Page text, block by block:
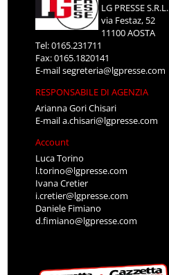
LG PRESSE S.R.L.
via Festaz, 52
11100 AOSTA
Tel: 0165.231711
Fax: 0165.1820141
E-mailsegreteria@lgpresse.com
RESPONSABILE DI AGENZIA
Arianna Gori Chisari
E-maila.chisari@lgpresse.com
Account
Luca Torino
l.torino@lgpresse.com
Ivana Cretier
i.cretier@lgpresse.com
Daniele Fimiano
d.fimiano@lgpresse.com